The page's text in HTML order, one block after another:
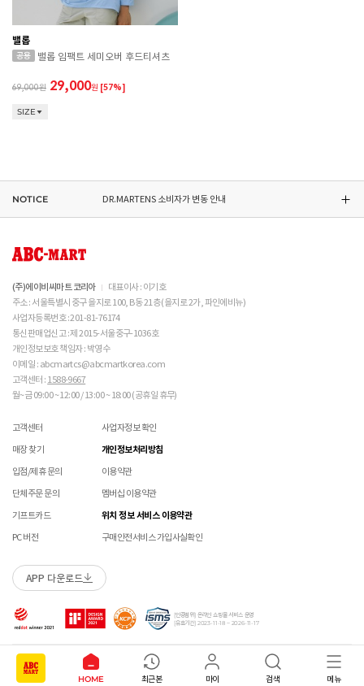
밸롭
밸롭 임팩트 세미오버 후드티셔츠
69,000 29,000원 [57%]
SIZE
HOME 최근본 마이 검색 메뉴
NOTICE
CONVERSE 소비자가 변동 안내
DR.MARTENS 소비자가 변동 안내
ASICS 소비자가 변동 안내
(주)에이비씨마트 코리아
대표이사 : 이기호
주소 : 서울특별시 중구 을지로 100, B동 21층 (을지로 2가, 파인에비뉴)
사업자등록번호 : 201-81-76174
통신판매업신고 : 제 2015-서울중구-1036호
개인정보보호 책임자 : 박영수
이메일 : abcmartcs@abcmartkorea.com
고객센터 : 1588-9667
월~금 09:00 ~ 12:00 / 13:00 ~ 18:00 (공휴일 휴무)
고객센터
매장 찾기
입점/제휴 문의
단체주문 문의
기프트카드
PC 버전
사업자정보 확인
개인정보처리방침
이용약관
멤버십 이용약관
위치 정보 서비스 이용약관
구매안전서비스 가입사실확인
APP 다운로드
[인증범위] 온라인 쇼핑몰 서비스 운영
[유효기간] 2023-11-18 ~ 2026-11-17
Copyright ABC-MART KOREA Corp. All rights reserved.